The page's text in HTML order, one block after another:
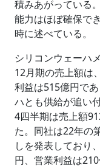
積みあがっている
能力はほぼ確保で
時に述べている。
シリコンウェーハ
12月期の売上額は
利益は515億円で
ハとも供給が追い
4四半期は売上額
た。同社は22年の
しを発表しており
円、営業利益は